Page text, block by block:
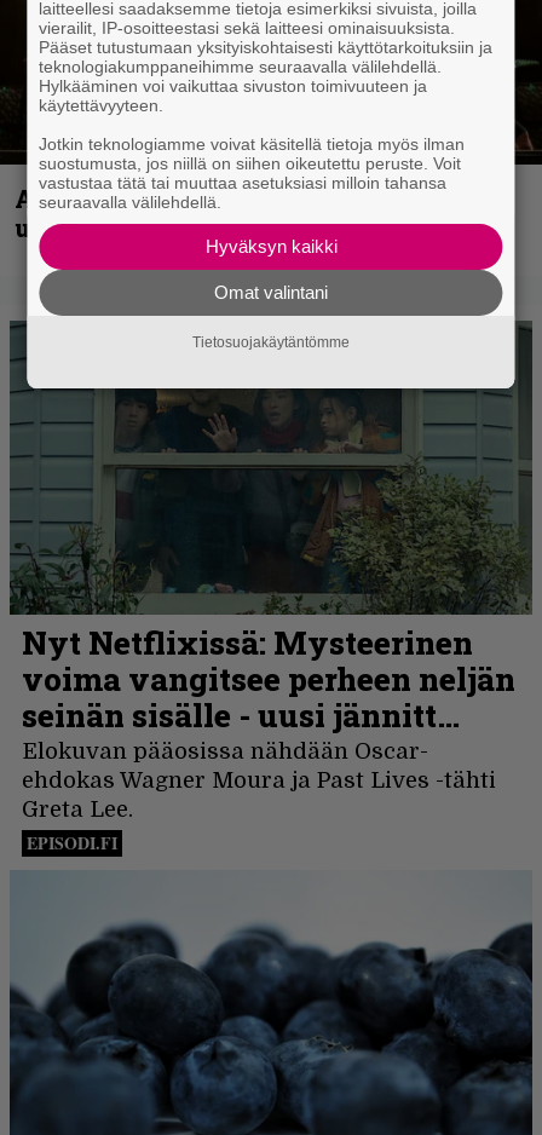
Anthrax vie katsojat keikkatunnelmiin
uudella videollaan
laitteellesi saadaksemme tietoja esimerkiksi sivuista, joilla
vierailit, IP-osoitteestasi sekä laitteesi ominaisuuksista.
Pääset tutustumaan yksityiskohtaisesti käyttötarkoituksiin ja
teknologiakumppaneihimme seuraavalla välilehdellä.
Hylkääminen voi vaikuttaa sivuston toimivuuteen ja
käytettävyyteen.
Jotkin teknologiamme voivat käsitellä tietoja myös ilman
suostumusta, jos niillä on siihen oikeutettu peruste. Voit
vastustaa tätä tai muuttaa asetuksiasi milloin tahansa
seuraavalla välilehdellä.
Hyväksyn kaikki
Omat valintani
Tietosuojakäytäntömme